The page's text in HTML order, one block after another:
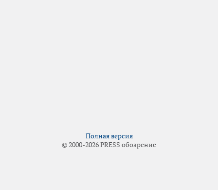
Полная версия
© 2000-2026 PRESS обозрение